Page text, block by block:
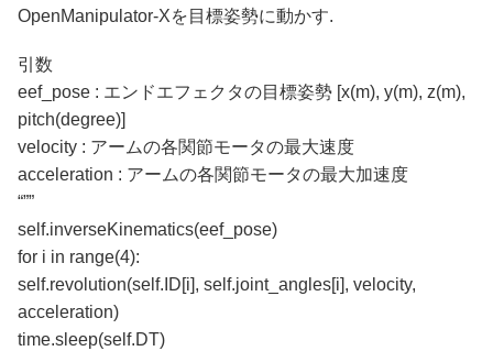
OpenManipulator-Xを目標姿勢に動かす.
引数
eef_pose : エンドエフェクタの目標姿勢 [x(m), y(m), z(m),
pitch(degree)]
velocity : アームの各関節モータの最大速度
acceleration : アームの各関節モータの最大加速度
“””
self.inverseKinematics(eef_pose)
for i in range(4):
self.revolution(self.ID[i], self.joint_angles[i], velocity,
acceleration)
time.sleep(self.DT)